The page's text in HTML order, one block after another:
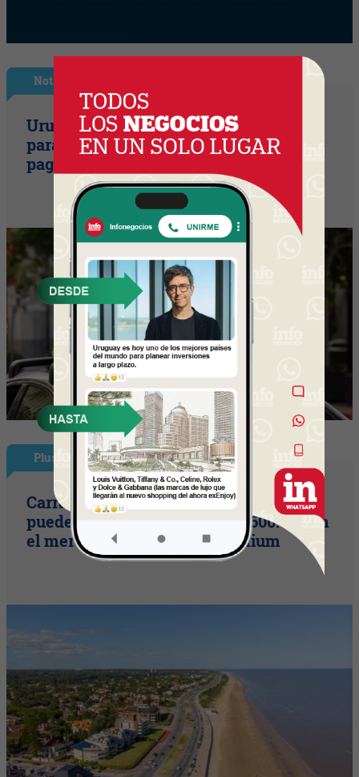
Nota Principal
Uruguay empieza a discutir las reglas
para una movilidad autónoma (¿Quién
paga si el auto sin conductor choca?)
Plus
Carrasco vs. barrios privados: qué se
puede comprar por unos US$ 600.000 en
el mercado inmobiliario premium